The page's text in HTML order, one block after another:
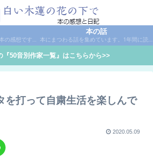
読んだ本の感想です。読んだ本の感想です。本は作家名で50音別に分類しています。
本の話
本にまつわる話を集めています。1年間に読んだ本の総括や、本に関する話題など。
『50音別作家一覧』はこちらから>>
を打って自粛生活を楽しんで
2020.05.09